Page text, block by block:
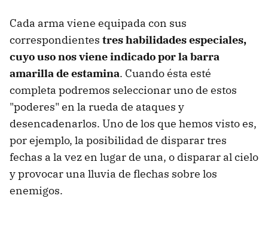
Cada arma viene equipada con sus
correspondientes tres habilidades especiales,
cuyo uso nos viene indicado por la barra
amarilla de estamina. Cuando ésta esté
completa podremos seleccionar uno de estos
"poderes" en la rueda de ataques y
desencadenarlos. Uno de los que hemos visto es,
por ejemplo, la posibilidad de disparar tres
fechas a la vez en lugar de una, o disparar al cielo
y provocar una lluvia de flechas sobre los
enemigos.